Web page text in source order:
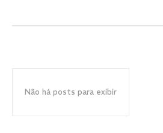
Não há posts para exibir